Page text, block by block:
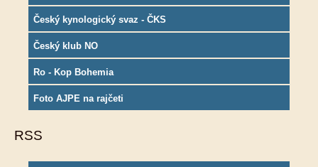
Český kynologický svaz - ČKS
Český klub NO
Ro - Kop Bohemia
Foto AJPE na rajčeti
RSS